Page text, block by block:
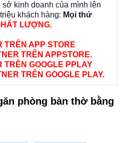
kinh doanh của mình lên
khách hàng: Mọi thứ
LƯỢNG.
TRÊN APP STORE
TRÊN APPSTORE.
TRÊN GOOGLE PPLAY
TRÊN GOOGLE PLAY.
phòng bàn thờ bằng